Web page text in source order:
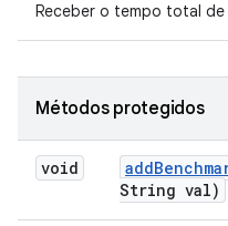
Receber o tempo total
Métodos protegidos
void add
String val)